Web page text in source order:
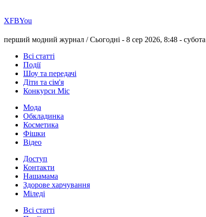
ХFBYou
перший модний журнал /Сьогодні - 8 сер 2026, 8:48 - субота
Всі статті
Події
Шоу та передачі
Діти та сім'я
Конкурси Міс
Мода
Обкладинка
Косметика
Фішки
Відео
Доступ
Контакти
Нашамама
Здорове харчування
Міледі
Всі статті